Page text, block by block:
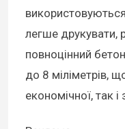
використовуються
легше друкувати,
повноцінний
до 8 міліметрів,
економічної, так і